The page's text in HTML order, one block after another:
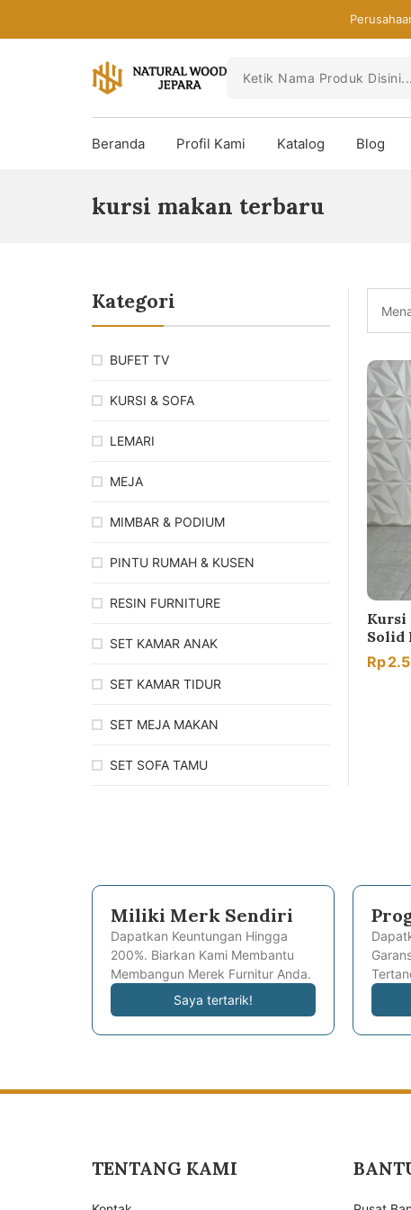
Jepara
-
Furniture
Beranda Profil Kami Katalog Blog
kursi makan terbaru
Kategori
BUFET TV
KURSI & SOFA
LEMARI
MEJA
MIMBAR & PODIUM
PINTU RUMAH & KUSEN
RESIN FURNITURE
SET KAMAR ANAK
SET KAMAR TIDUR
SET MEJA MAKAN
SET SOFA TAMU
Kursi
Solid
Rp
Miliki Merk Sendiri
Dapatkan Keuntungan Hingga
200%. Biarkan Kami Membantu
Membangun Merek Furnitur Anda.
Saya tertarik!
TENTANG KAMI